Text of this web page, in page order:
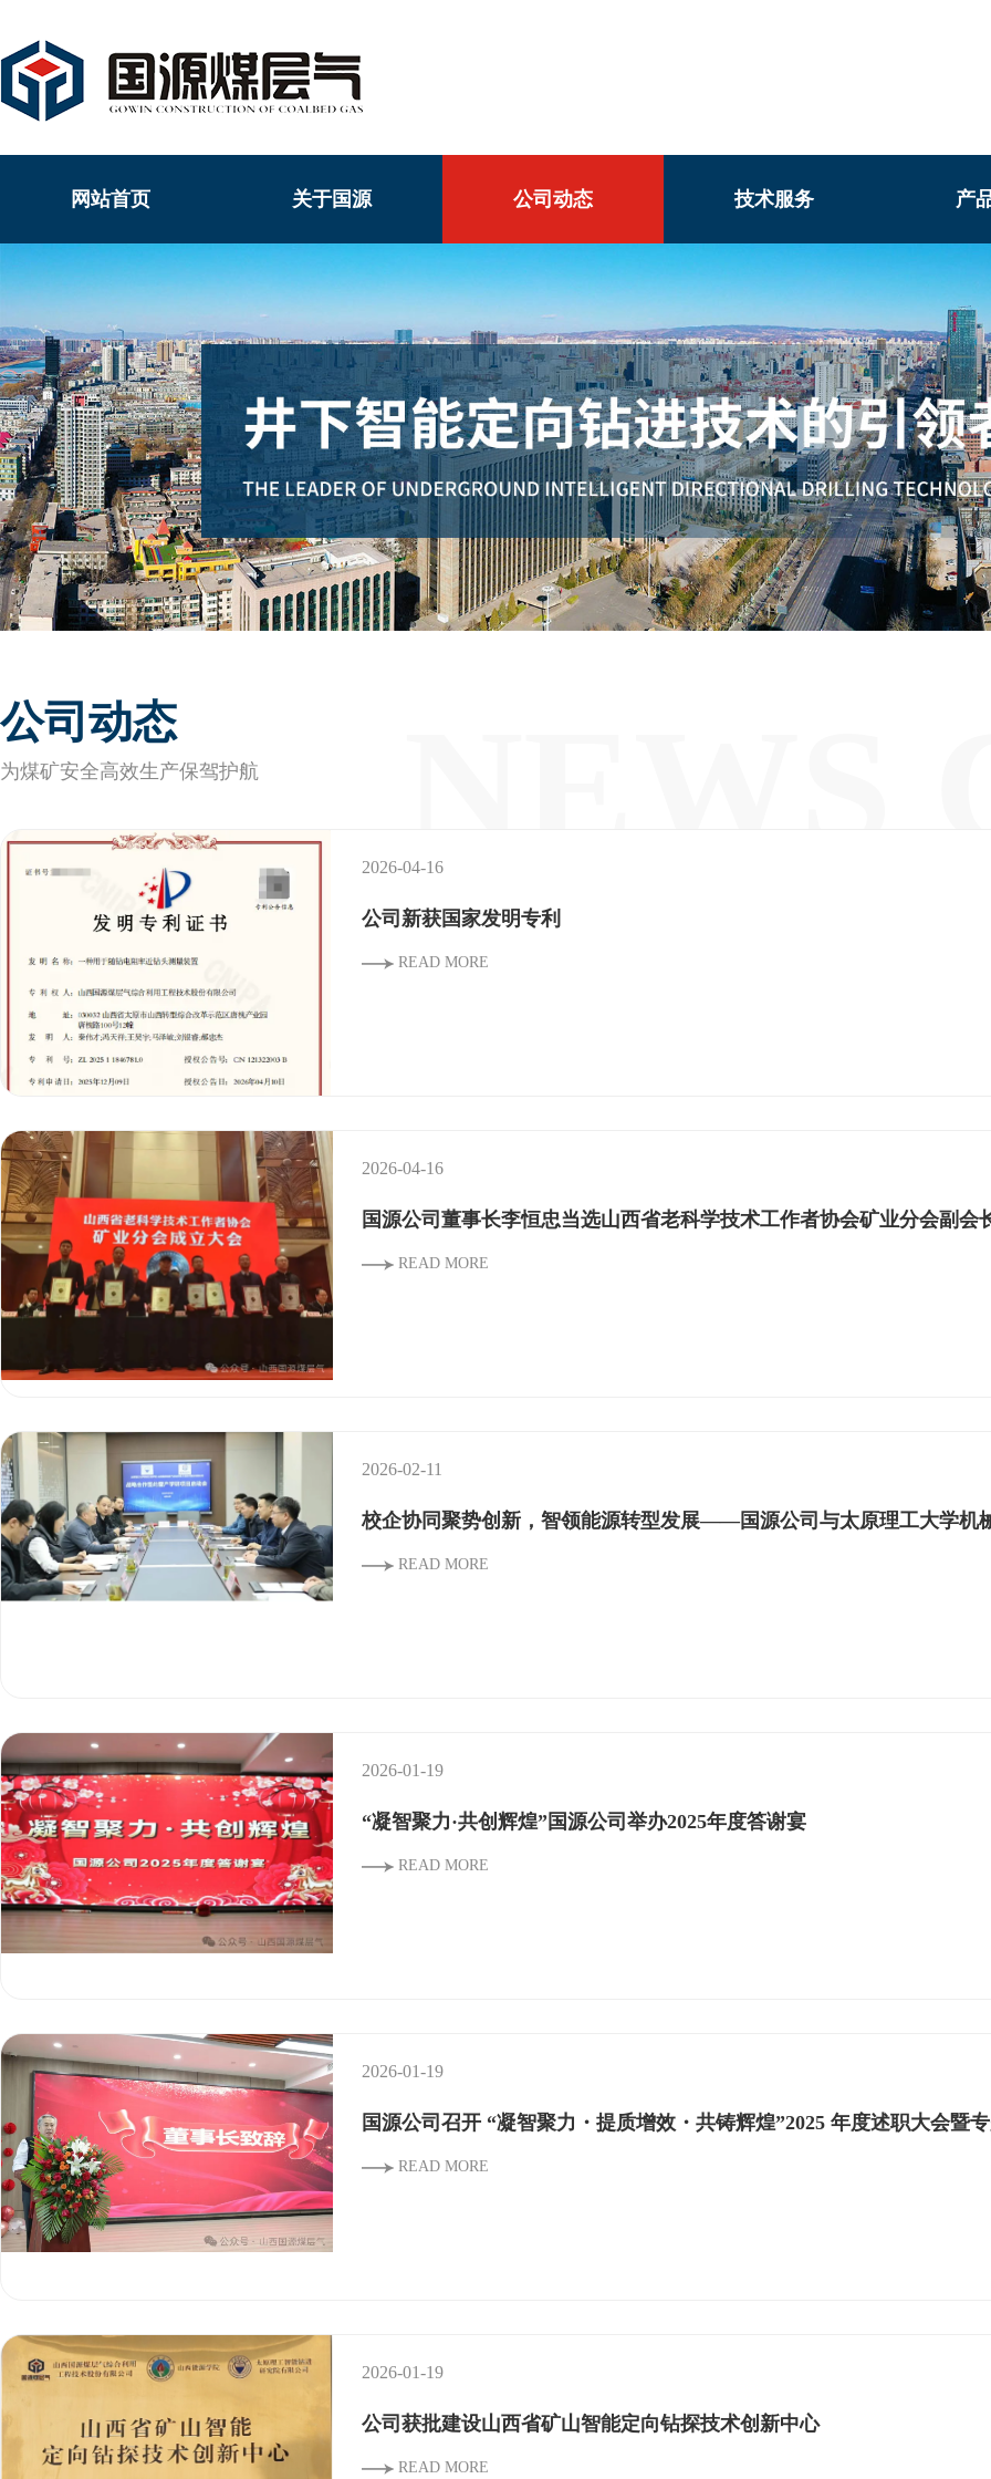
网站首页 关于国源 公司动态 技术服务 产
公司动态
为煤矿安全高效生产保驾护航
2026-04-16
公司新获国家发明专利
READ MORE
2026-04-16
国源公司董事长李恒忠当选山西省老科学技术工作者协会矿业分会副会
READ MORE
2026-02-11
校企协同聚势创新，智领能源转型发展——国源公司与太原理工大学机
READ MORE
2026-01-19
“凝智聚力·共创辉煌”国源公司举办2025年度答谢宴
READ MORE
2026-01-19
国源公司召开 “凝智聚力・提质增效・共铸辉煌”2025 年度述职大会暨
READ MORE
2026-01-19
公司获批建设山西省矿山智能定向钻探技术创新中心
READ MORE